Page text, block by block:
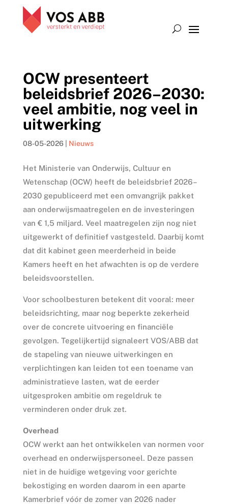
OCW presenteert
beleidsbrief 2026–2030:
veel ambitie, nog veel in
uitwerking
08-05-2026| Nieuws
Het Ministerie van Onderwijs, Cultuur en
Wetenschap (OCW) heeft de beleidsbrief 2026–
2030 gepubliceerd met een omvangrijk pakket
aan onderwijsmaatregelen en de investeringen
van € 1,5 miljard. Veel maatregelen zijn nog niet
uitgewerkt of definitief vastgesteld. Daarbij komt
dat dit kabinet geen meerderheid in beide
Kamers heeft en het afwachten is op de verdere
beleidsvoorstellen.
Voor schoolbesturen betekent dit vooral: meer
beleidsrichting, maar nog beperkte zekerheid
over de concrete uitvoering en financiële
gevolgen. Tegelijkertijd signaleert VOS/ABB dat
de stapeling van nieuwe uitwerkingen en
verplichtingen kan leiden tot een toename van
administratieve lasten, wat de eerder
uitgesproken ambitie om regeldruk te
verminderen onder druk zet.
Overhead
OCW werkt aan het ontwikkelen van normen voor
overhead en onderwijspersoneel. Deze passen
niet in de huidige wetgeving voor gerichte
bekostiging en worden daarom in een aparte
Kamerbrief vóór de zomer van 2026 nader